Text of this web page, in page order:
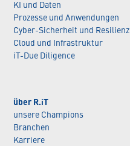
KI und Daten
Prozesse und Anwendungen
Cyber-Sicherheit und Resilienz
Cloud und Infrastruktur
iT-Due Diligence
über R.iT
unsere Champions
Branchen
Karriere